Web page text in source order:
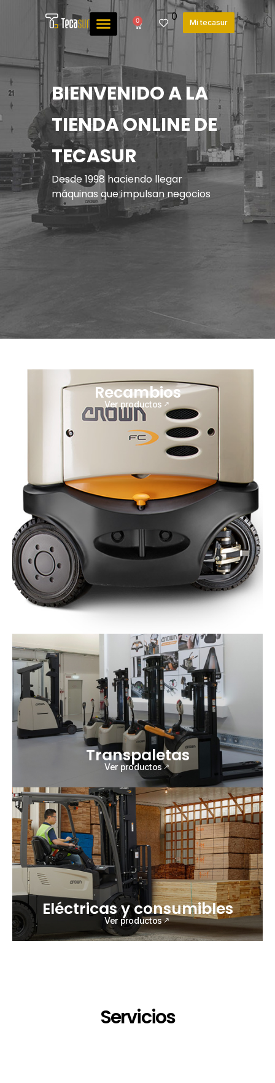
0 0
Mi tecasur
BIENVENIDO A LA
TIENDA ONLINE DE
TECASUR
Desde 1998 haciendo llegar
máquinas que impulsan negocios
Recambios
Ver productos
Transpaletas
Ver productos
Eléctricas y consumibles
Ver productos
Servicios